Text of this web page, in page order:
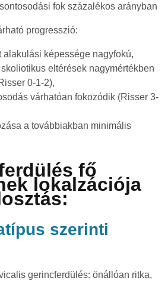
fok százalékos arányban
progresszió:
alakulási képessége nagyfokú,
eltérések nagymértékben
0-1-2),
várhatóan fokozódik (Risser 3-
a továbbiakban minimális
fő
lokalzációja
szerinti
gerincferdülés: önállóan ritka,